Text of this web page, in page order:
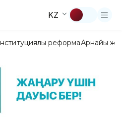
KZ
реформаАрнайы